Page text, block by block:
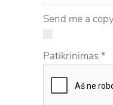
Send me a
Patikrinimas*